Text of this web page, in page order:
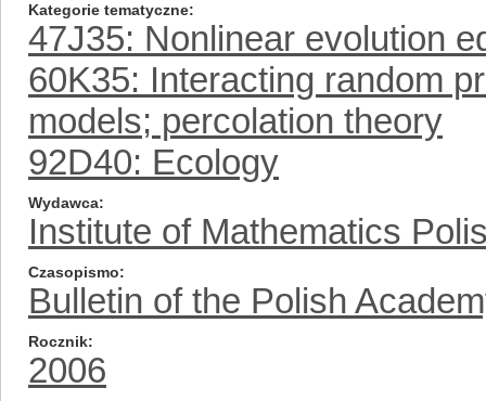
Kategorie tematyczne
47J35: Nonlinear evolution
60K35: Interacting random
models; percolation theory
92D40: Ecology
Wydawca
Institute of Mathematics
Czasopismo
Bulletin of the Polish
Rocznik
2006